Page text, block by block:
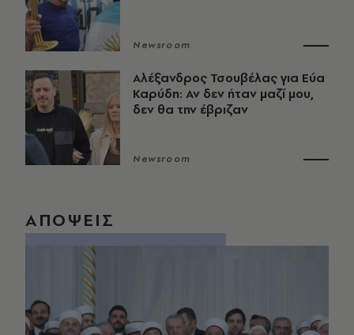
Newsroom
Αλέξανδρος Τσουβέλας για Εύα
Καρύδη: Αν δεν ήταν μαζί μου,
δεν θα την έβριζαν
Newsroom
ΑΠΟΨΕΙΣ